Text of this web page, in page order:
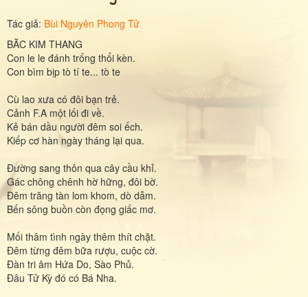
Tác giả: Bùi Nguyên Phong Tử
BĂC KIM THANG
Con le le đánh trống thổi kèn.
Con bìm bịp tò tí te... tò te
Cù lao xưa có đôi bạn trẻ.
Cảnh F.A một lối đi về.
Kẻ bán dầu người đêm soi ếch.
Kiếp cơ hàn ngày tháng lại qua.
Đường sang thôn qua cây cầu khỉ.
Gác chông chênh hờ hững, đôi bờ.
Đêm trăng tàn lom khom, dò dẫm.
Bến sông buồn còn đọng giấc mơ.
Mối thâm tình ngày thêm thít chặt.
Đêm từng đêm bữa rượu, cuộc cờ.
Đàn tri âm Hứa Do, Sào Phủ.
Đâu Tử Kỳ đó có Bá Nha.